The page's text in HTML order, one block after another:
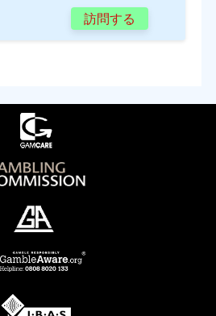
訪問する